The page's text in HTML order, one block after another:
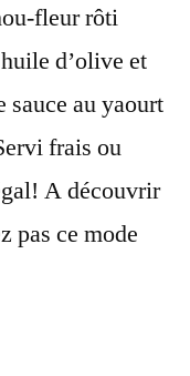
fleur rôti
d’olive et
sauce au yaourt
frais ou
A découvrir
pas ce mode